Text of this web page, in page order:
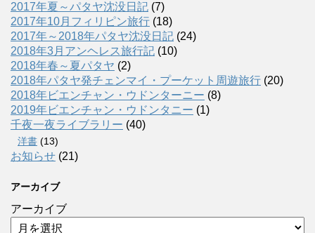
2017年夏～パタヤ沈没日記 (7)
2017年10月フィリピン旅行 (18)
2017年～2018年パタヤ沈没日記 (24)
2018年3月アンヘレス旅行記 (10)
2018年春～夏パタヤ (2)
2018年パタヤ発チェンマイ・プーケット周遊旅行 (20)
2018年ビエンチャン・ウドンターニー (8)
2019年ビエンチャン・ウドンタニー (1)
千夜一夜ライブラリー (40)
洋書 (13)
お知らせ (21)
アーカイブ
アーカイブ